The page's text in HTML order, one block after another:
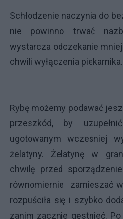
Schłodzenie naczynia do
nie powinno trwać
wystarcza odczekanie
chwili wyłączenia piekarnika.
Rybę możemy podawać
przeszkód, by
ugotowanym wcześniej
żelatyny. Żelatynę w
chwilę przed
równomiernie zamieszać
rozpuściła się i szybko
zanim zacznie gęstnieć.